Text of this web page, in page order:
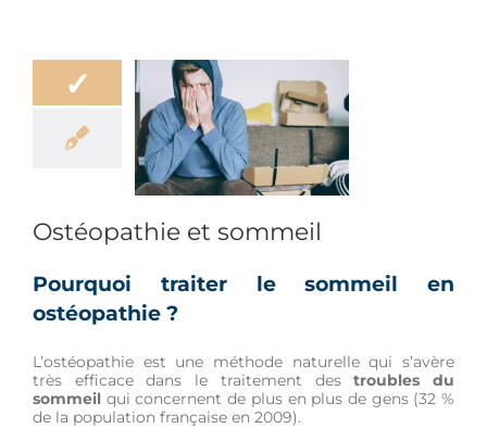
✓
et
Ostéopathie et sommeil
Pourquoi traiter le sommeil en
ostéopathie ?
L’ostéopathie est une méthode naturelle qui s’avère
très efficace dans le traitement destroubles du
sommeil qui concernent de plus en plus de gens (32 %
de la population française en 2009).